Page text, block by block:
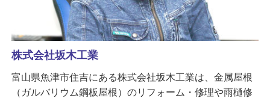
株式会社坂木工業
富山県魚津市住吉にある株式会社坂木工業は、金属屋根
（ガルバリウム鋼板屋根）のリフォーム・修理や雨樋修